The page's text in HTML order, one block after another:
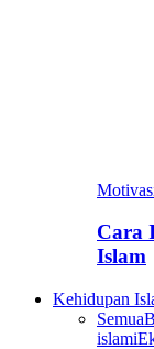
Cara
Islam
Kehidupan
Semua
islami